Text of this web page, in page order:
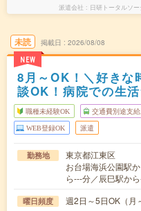
派遣会社 日研トータルソ
未読
NEW
掲載日 2026/08/08
8月～OK！＼好きな
談OK！病院での生
職種未経験OK 交通費別途支給
WEB登録OK 派遣
勤務地
東京都江東区
お台場海浜公園駅
ら---分／辰巳駅か
曜日頻度 週2日～5日OK（